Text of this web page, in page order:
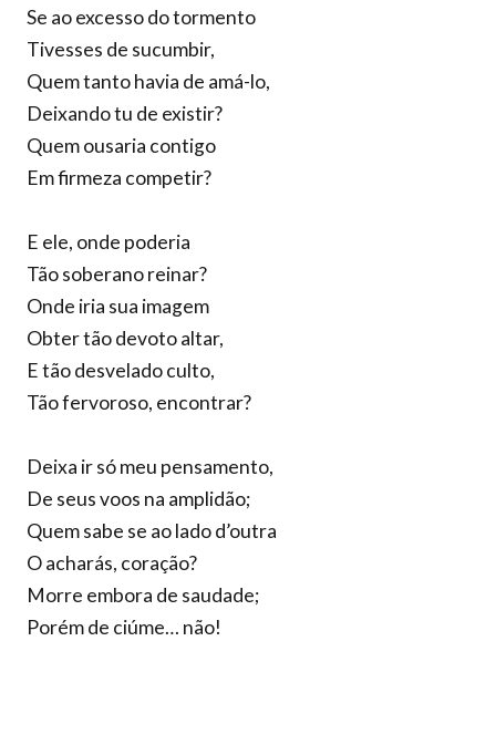
Se ao excesso do tormento
Tivesses de sucumbir,
Quem tanto havia de amá-lo,
Deixando tu de existir?
Quem ousaria contigo
Em firmeza competir?
E ele, onde poderia
Tão soberano reinar?
Onde iria sua imagem
Obter tão devoto altar,
E tão desvelado culto,
Tão fervoroso, encontrar?
Deixa ir só meu pensamento,
De seus voos na amplidão;
Quem sabe se ao lado d’outra
O acharás, coração?
Morre embora de saudade;
Porém de ciúme… não!